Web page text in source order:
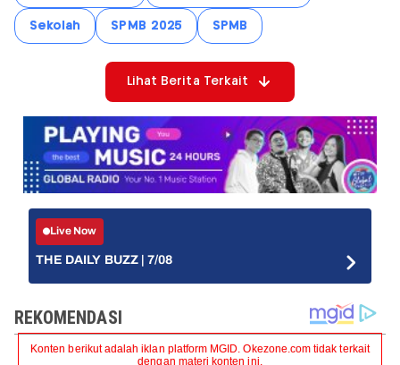
Sekolah SPMB 2025 SPMB
Lihat Berita Terkait
Live Now
THE DAILY BUZZ | 7/08